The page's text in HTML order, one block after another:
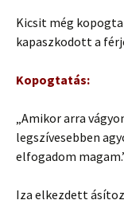
Kicsit még
kapaszkodott a
Kopogtatás:
„Amikor arra
legszívesebben
elfogadom
Iza elkezdett